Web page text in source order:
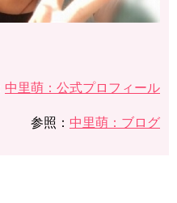
中里萌：公式プロフィール
参照： 中里萌：ブログ